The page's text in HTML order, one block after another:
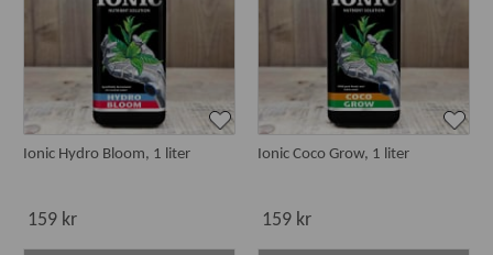
Ionic Hydro Bloom, 1 liter
159 kr
Ionic Coco Grow, 1 liter
159 kr